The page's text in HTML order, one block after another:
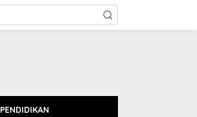
PENDIDIKAN